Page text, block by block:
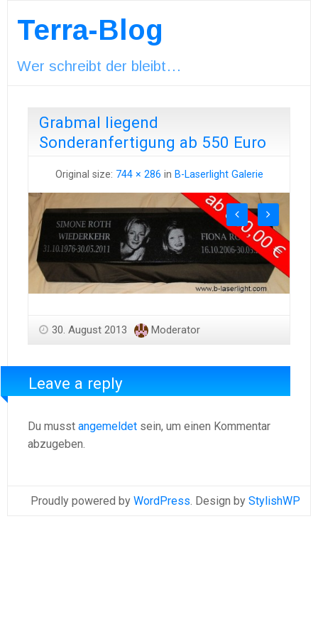
Terra-Blog
Wer schreibt der bleibt…
Grabmal liegend
Sonderanfertigung ab 550 Euro
Original size: 744 × 286 in B-Laserlight Galerie
30. August 2013 Moderator
Leave a reply
Du musst angemeldet sein, um einen Kommentar
abzugeben.
Proudly powered by WordPress. Design by StylishWP